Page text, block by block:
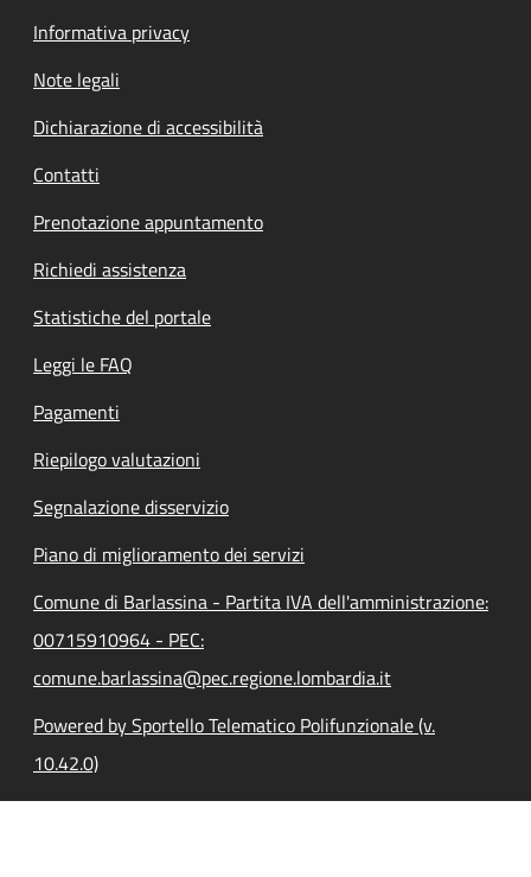
Informativa privacy
Note legali
Dichiarazione di accessibilità
Contatti
Prenotazione appuntamento
Richiedi assistenza
Statistiche del portale
Leggi le FAQ
Pagamenti
Riepilogo valutazioni
Segnalazione disservizio
Piano di miglioramento dei servizi
Comune di Barlassina - Partita IVA dell'amministrazione:
00715910964 - PEC:
comune.barlassina@pec.regione.lombardia.it
Powered by Sportello Telematico Polifunzionale (v.
10.42.0)